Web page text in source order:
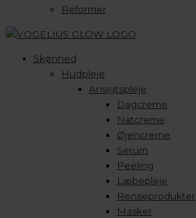
Reformer
Skønhed
Hudpleje
Ansigtspleje
Dagcreme
Natcreme
Øjencreme
Serum
Peeling
Læbepleje
Renseprodukter
Masker